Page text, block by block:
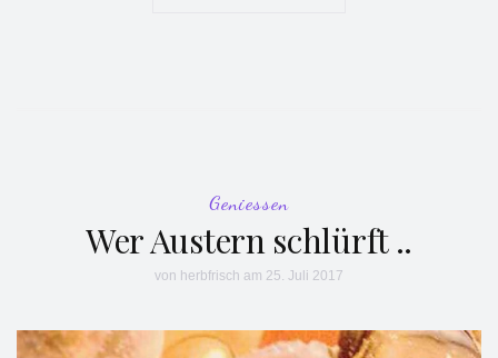
Geniessen
Wer Austern schlürft ..
von herbfrisch am 25. Juli 2017